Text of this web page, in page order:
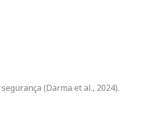
(Darma et al., 2024).